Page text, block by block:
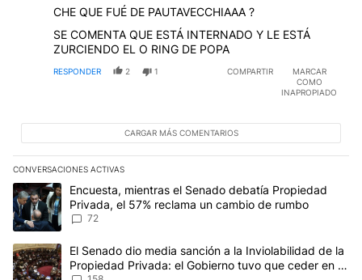
CHE QUE FUÉ DE PAUTAVECCHIAAA ?
SE COMENTA QUE ESTÁ INTERNADO Y LE ESTÁ
ZURCIENDO EL O RING DE POPA
RESPONDER 2 1 COMPARTIR
MARCAR
COMO
INAPROPIADO
CARGAR MÁS COMENTARIOS
CONVERSACIONES ACTIVAS
Este listado muestra los artículos con más comentarios en los
Un artículo de tendencia con el título "Encuesta, mientras el
Encuesta, mientras el Senado debatía Propiedad
Privada, el 57% reclama un cambio de rumbo
72
Un artículo de tendencia con el título "El Senado dio media
El Senado dio media sanción a la Inviolabilidad de la
Propiedad Privada: el Gobierno tuvo que ceder en la